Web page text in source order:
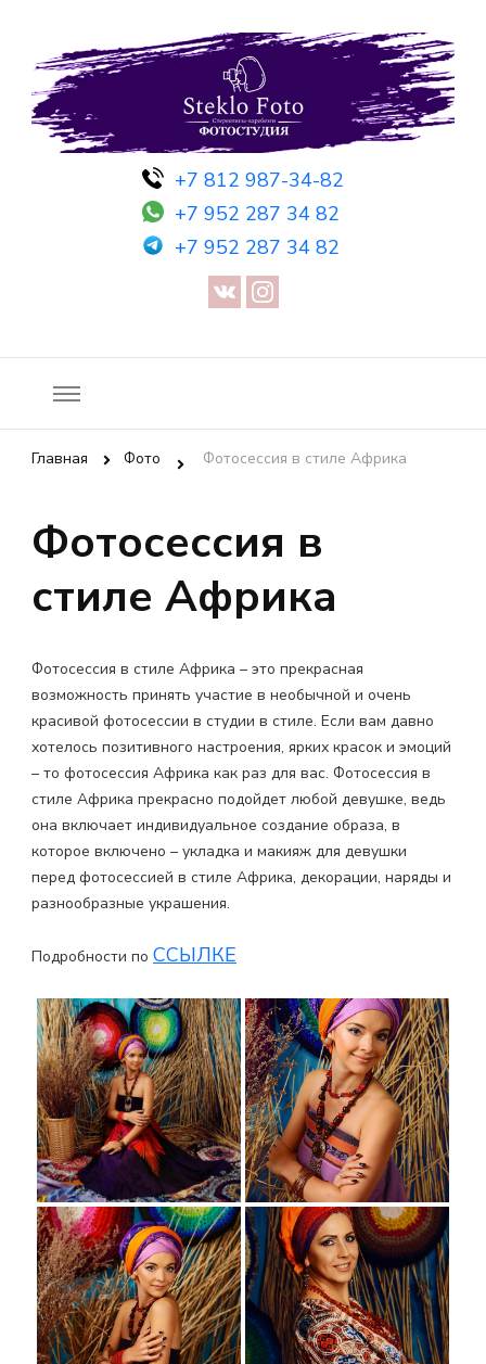
+7 812 987-34-82
+7 952 287 34 82
+7 952 287 34 82
Фотостудия SF
Фотосессия в студии СПб — Фотосессия в Санкт-Петербурге
— Предметная съемка — Невидимый манекен — Прозрачный
манекен — Сертификат на фотосессию
Главная Фото Фотосессия в стиле Африка
Фотосессия в
стиле Африка
Фотосессия в стиле Африка – это прекрасная
возможность принять участие в необычной и очень
красивой фотосессии в студии в стиле. Если вам давно
хотелось позитивного настроения, ярких красок и эмоций
– то фотосессия Африка как раз для вас. Фотосессия в
стиле Африка прекрасно подойдет любой девушке, ведь
она включает индивидуальное создание образа, в
которое включено – укладка и макияж для девушки
перед фотосессией в стиле Африка, декорации, наряды и
разнообразные украшения.
Подробности по ССЫЛКЕ